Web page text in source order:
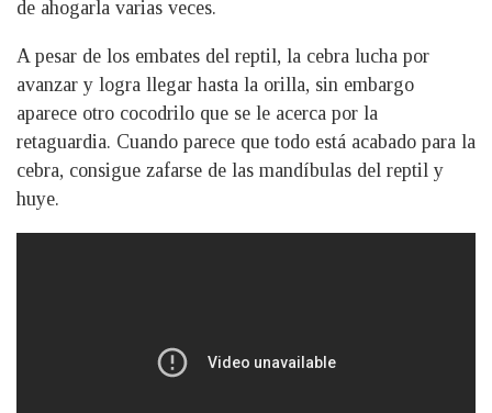
de ahogarla varias veces.
A pesar de los embates del reptil, la cebra lucha por
avanzar y logra llegar hasta la orilla, sin embargo
aparece otro cocodrilo que se le acerca por la
retaguardia. Cuando parece que todo está acabado para la
cebra, consigue zafarse de las mandíbulas del reptil y
huye.